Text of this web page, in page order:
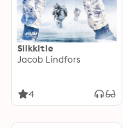
Silkkitie
Jacob Lindfors
4